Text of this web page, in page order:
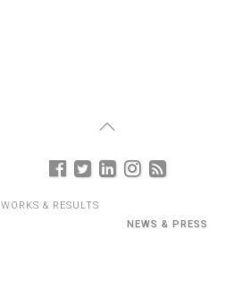
WORKS & RESULTS
NEWS & PRESS